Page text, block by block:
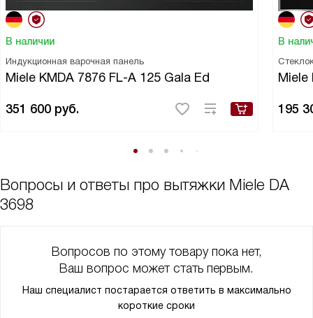
В наличии
Индукционная варочная панель
Miele KMDA 7876 FL-A 125 Gala Ed
351 600 руб.
В
Miele
195
Вопросы и ответы про вытяжки Miele DA
3698
Вопросов по этому товару пока нет,
Ваш вопрос может стать первым.
Наш специалист постарается ответить в максимально
короткие сроки